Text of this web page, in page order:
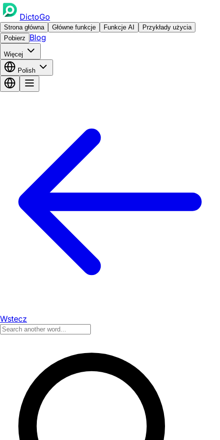
DictoGo
Strona główna Główne funkcje Funkcje AI
Przykłady użycia
Pobierz
Blog
Więcej
Polish
Wstecz